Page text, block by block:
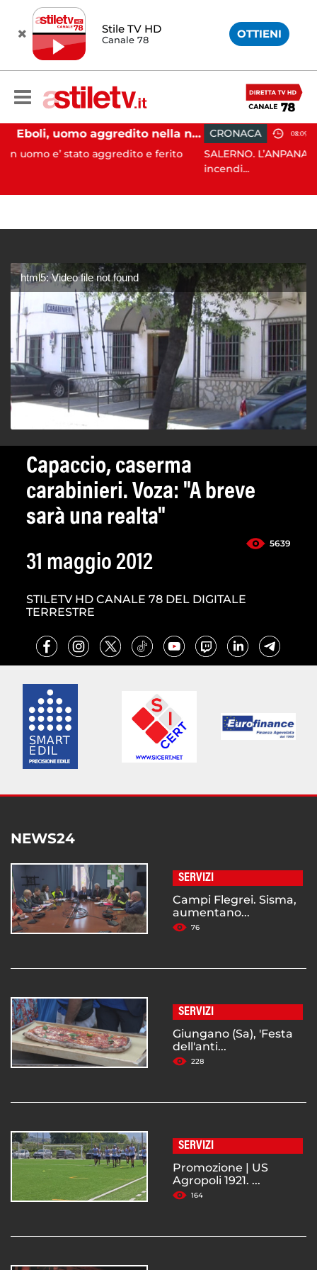
Stile TV HD
Canale 78 OTTIENI
Eboli, uomo aggredito nella notte: indagini in corso
aggredito e ferito
CRONACA 08:09
SALERNO. L’ANPANA OFFICIAL ODV
html5: Video file not found
Capaccio, caserma
carabinieri. Voza: "A breve
sarà una realta"
5639
31 maggio 2012
STILETV HD CANALE 78 DEL DIGITALE
TERRESTRE
NEWS24
SERVIZI
Campi Flegrei. Sisma,
aumentano...
76
SERVIZI
Giungano (Sa), 'Festa
dell'anti...
228
SERVIZI
Promozione | US
Agropoli 1921. ...
164